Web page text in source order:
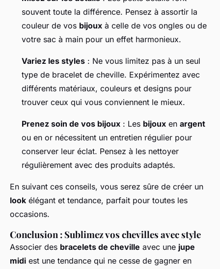
souvent toute la différence. Pensez à assortir la
couleur de vos bijoux à celle de vos ongles ou de
votre sac à main pour un effet harmonieux.
Variez les styles : Ne vous limitez pas à un seul
type de bracelet de cheville. Expérimentez avec
différents matériaux, couleurs et designs pour
trouver ceux qui vous conviennent le mieux.
Prenez soin de vos bijoux : Les bijoux en argent
ou en or nécessitent un entretien régulier pour
conserver leur éclat. Pensez à les nettoyer
régulièrement avec des produits adaptés.
En suivant ces conseils, vous serez sûre de créer un
look élégant et tendance, parfait pour toutes les
occasions.
Conclusion : Sublimez vos chevilles avec style
Associer des bracelets de cheville avec une jupe
midi est une tendance qui ne cesse de gagner en